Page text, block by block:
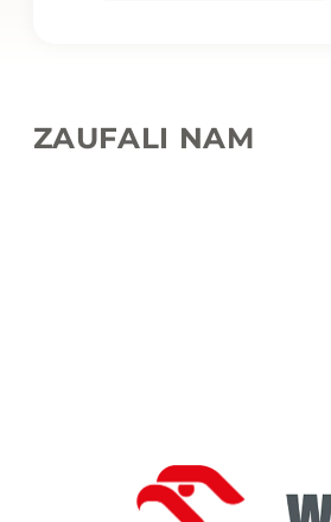
ZAUFALI NAM